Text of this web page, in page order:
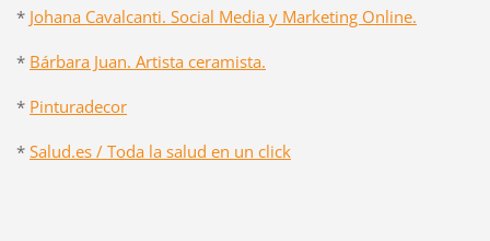
* Johana Cavalcanti. Social Media y Marketing Online.
* Bárbara Juan. Artista ceramista.
* Pinturadecor
* Salud.es / Toda la salud en un click